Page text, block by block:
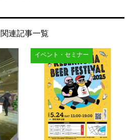
関連記事一覧
イベント・セミナー